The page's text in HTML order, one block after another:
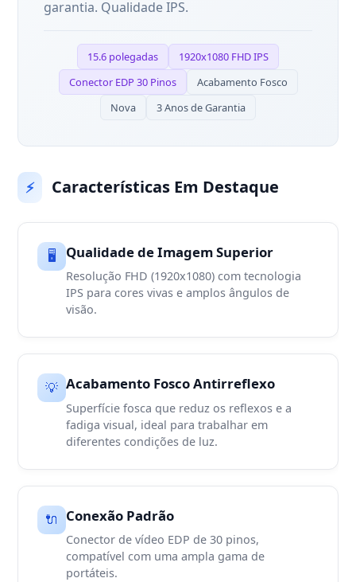
garantia. Qualidade IPS.
15.6 polegadas
1920x1080 FHD IPS
Conector EDP 30 Pinos
Acabamento Fosco
Nova
3 Anos de Garantia
⚡ Características Em Destaque
🖥️ Qualidade de Imagem Superior
Resolução FHD (1920x1080) com tecnologia
IPS para cores vivas e amplos ângulos de
visão.
💡 Acabamento Fosco Antirreflexo
Superfície fosca que reduz os reflexos e a
fadiga visual, ideal para trabalhar em
diferentes condições de luz.
🔌 Conexão Padrão
Conector de vídeo EDP de 30 pinos,
compatível com uma ampla gama de
portáteis.